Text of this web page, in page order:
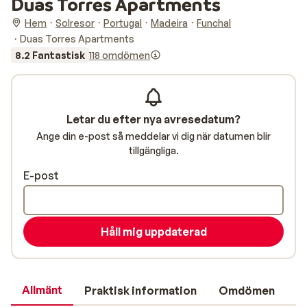
Hem Solresor Portugal Madeira
Funchal
Duas Torres Apartments
8.2 Fantastisk 118 omdömen
Allmänt Praktisk information Omdömen
Letar du efter nya avresedatum?
Ange din e-post så meddelar vi dig när datumen blir
tillgängliga.
E-post
Håll mig uppdaterad